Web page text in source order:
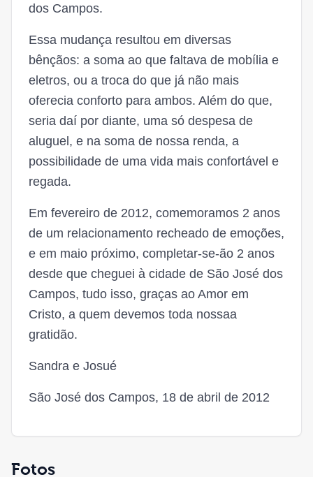
dos Campos.
Essa mudança resultou em diversas
bênçãos: a soma ao que faltava de mobília e
eletros, ou a troca do que já não mais
oferecia conforto para ambos. Além do que,
seria daí por diante, uma só despesa de
aluguel, e na soma de nossa renda, a
possibilidade de uma vida mais confortável e
regada.
Em fevereiro de 2012, comemoramos 2 anos
de um relacionamento recheado de emoções,
e em maio próximo, completar-se-ão 2 anos
desde que cheguei à cidade de São José dos
Campos, tudo isso, graças ao Amor em
Cristo, a quem devemos toda nossaa
gratidão.
Sandra e Josué
São José dos Campos, 18 de abril de 2012
Fotos